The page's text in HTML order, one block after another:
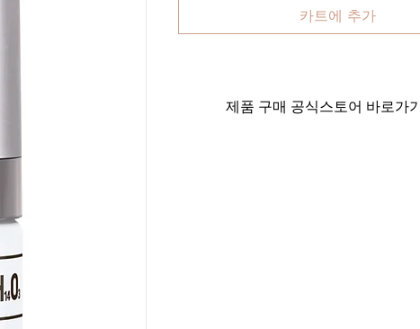
카트에 추가
제품 구매 공식스토어 바로가기